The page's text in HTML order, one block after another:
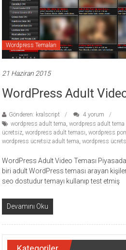
ücretli
temalar,
wordpress
temaları,
php
theme
download
sitesi.
Wordpress Temaları
21 Haziran 2015
WordPress Adult
Gönderen: kralscript
4 yorum
wordpress adult tema ,wordpress adult tema
ücretsiz ,wordpress adult teması ,wordpress
wordpress ücretsiz adult tema ,wordpress
WordPress Adult Video Teması
biri adult WordPress teması arayan
seo dostudur temayı kullanıp test etmiş
Devamını Oku